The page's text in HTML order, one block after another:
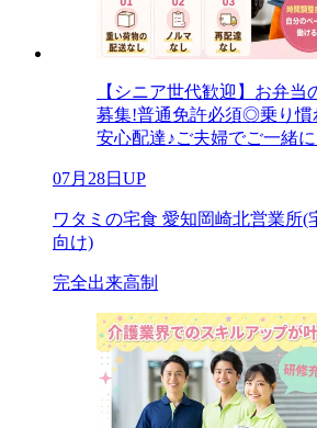
【シニア世代歓迎】お弁当
募集!普通免許必須◎乗り慣
安心配達♪ご夫婦でご一緒に
07月28日UP
ワタミの宅食 愛知岡崎北営業所(
向け)
完全出来高制